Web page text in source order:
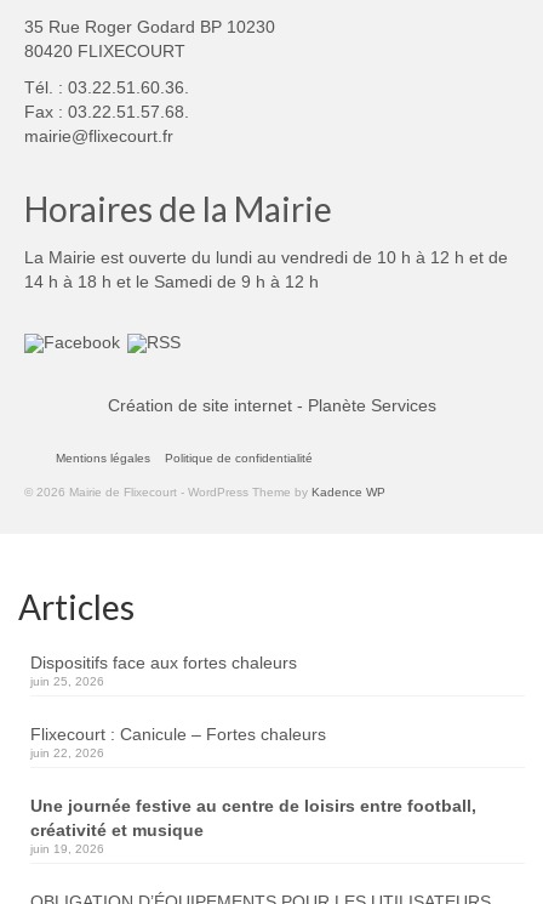
35 Rue Roger Godard BP 10230
80420 FLIXECOURT
Tél. : 03.22.51.60.36.
Fax : 03.22.51.57.68.
mairie@flixecourt.fr
Horaires de la Mairie
La Mairie est ouverte du lundi au vendredi de 10 h à 12 h et de
14 h à 18 h et le Samedi de 9 h à 12 h
Création de site internet - Planète Services
Mentions légales Politique de confidentialité
© 2026 Mairie de Flixecourt - WordPress Theme by Kadence WP
Articles
Dispositifs face aux fortes chaleurs
juin 25, 2026
Flixecourt : Canicule – Fortes chaleurs
juin 22, 2026
Une journée festive au centre de loisirs entre football,
créativité et musique
juin 19, 2026